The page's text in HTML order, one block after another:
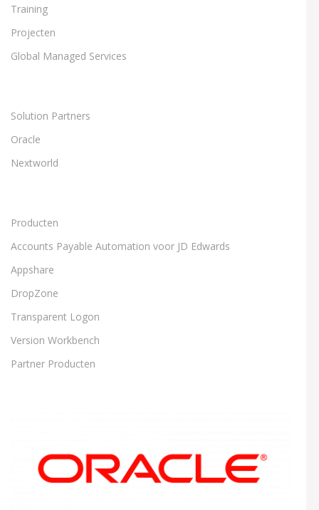
Training
Projecten
Global Managed Services
Solution Partners
Oracle
Nextworld
Producten
Accounts Payable Automation voor JD Edwards
Appshare
DropZone
Transparent Logon
Version Workbench
Partner Producten